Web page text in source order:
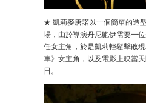
★ 凱莉麥唐諾以一個簡單的造
場，由於導演丹尼鮑伊需要一
任女主角，於是凱莉輕鬆擊敗
車》女主角，以及電影上映當
日。